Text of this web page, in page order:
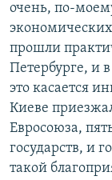
очень, по-
прошли
Петербурге, и
это касается
Киеве
Евросоюза,
государств, и
такой